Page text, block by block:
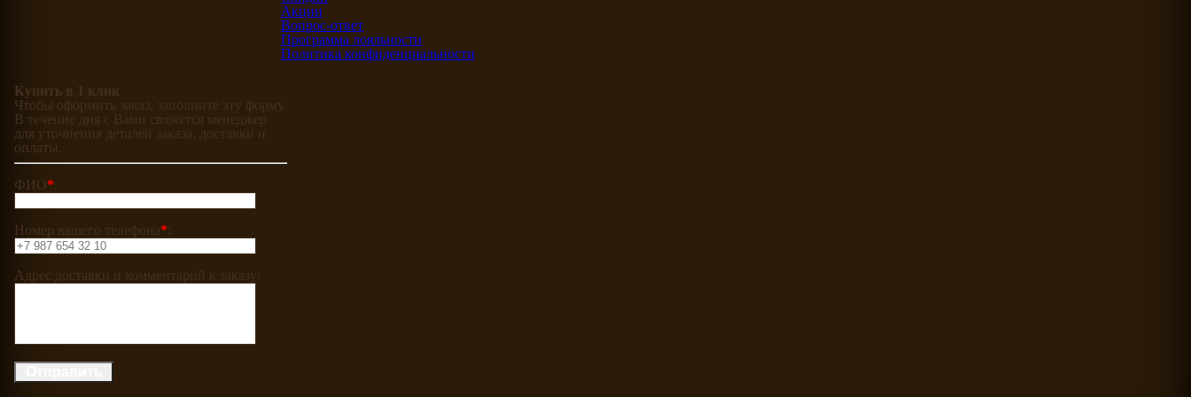
Акции
Вопрос-ответ
Программа лояльности
Политика конфиденциальности
Купить в 1 клик
Чтобы оформить заказ, заполните эту форму.
В течение дня с Вами свяжется менеджер
для уточнения деталей заказа, доставки и
оплаты.
ФИО*
Номер вашего телефона*
Адрес доставки и комментарий к заказу: